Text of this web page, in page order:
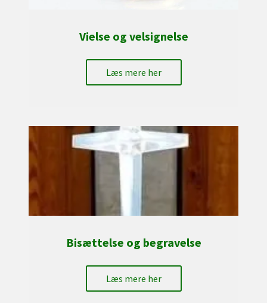
Vielse og velsignelse
Læs mere her
Bisættelse og begravelse
Læs mere her